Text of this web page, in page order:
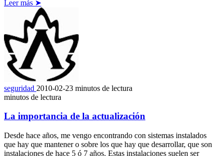
Leer más ➤
seguridad 2010-02-23 minutos de lectura
minutos de lectura
La importancia de la actualización
Desde hace años, me vengo encontrando con sistemas instalados
que hay que mantener o sobre los que hay que desarrollar, que son
instalaciones de hace 5 ó 7 años. Estas instalaciones suelen ser